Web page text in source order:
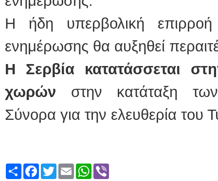
Η ήδη υπερβολική
ενημέρωσης θα αυξηθεί
Η Σερβία κατατάσσεται
χωρών στην κατάταξη
Σύνορα για την ελευθερία του
ShareFacebook
TwitterEmailWhatsApp